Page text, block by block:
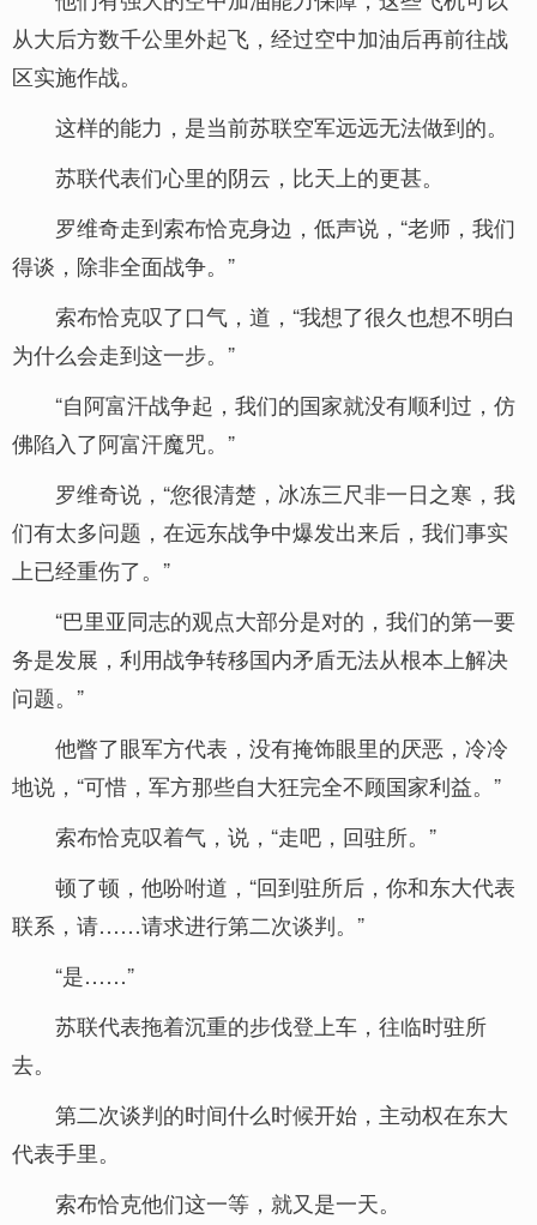
从大后方数千公里外起飞，经过空中加油后再前往战
区实施作战。
这样的能力，是当前苏联空军远远无法做到的。
苏联代表们心里的阴云，比天上的更甚。
罗维奇走到索布恰克身边，低声说，“老师，我们
得谈，除非全面战争。”
索布恰克叹了口气，道，“我想了很久也想不明白
为什么会走到这一步。”
“自阿富汗战争起，我们的国家就没有顺利过，仿
佛陷入了阿富汗魔咒。”
罗维奇说，“您很清楚，冰冻三尺非一日之寒，我
们有太多问题，在远东战争中爆发出来后，我们事实
上已经重伤了。”
“巴里亚同志的观点大部分是对的，我们的第一要
务是发展，利用战争转移国内矛盾无法从根本上解决
问题。”
他瞥了眼军方代表，没有掩饰眼里的厌恶，冷冷
地说，“可惜，军方那些自大狂完全不顾国家利益。”
索布恰克叹着气，说，“走吧，回驻所。”
顿了顿，他吩咐道，“回到驻所后，你和东大代表
联系，请……请求进行第二次谈判。”
“是……”
苏联代表拖着沉重的步伐登上车，往临时驻所
去。
第二次谈判的时间什么时候开始，主动权在东大
代表手里。
索布恰克他们这一等，就又是一天。